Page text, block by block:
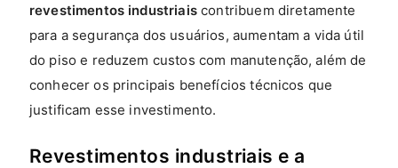
revestimentos industriaiscontribuem diretamente
para a segurança dos usuários, aumentam a vida útil
do piso e reduzem custos com manutenção, além de
conhecer os principais benefícios técnicos que
justificam esse investimento.
Revestimentos industriais e a